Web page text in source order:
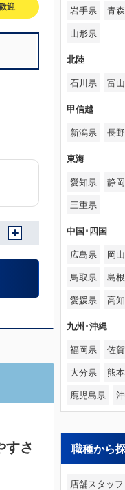
迎
すさ
岩手県 青
山形県
北陸
石川県 富
甲信越
新潟県 長
東海
愛知県 静
三重県
中国･四国
広島県 岡
鳥取県 島
愛媛県 高
九州･沖縄
福岡県 佐
大分県 熊
鹿児島県
職種から
店舗スタッフ